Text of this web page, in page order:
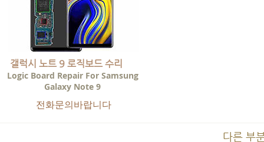
갤럭시 노트 9 로직보드 수리
Logic Board Repair For Samsung
Galaxy Note 9
전화문의바랍니다
다른 부